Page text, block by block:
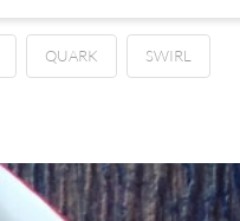
QUARK SWIRL